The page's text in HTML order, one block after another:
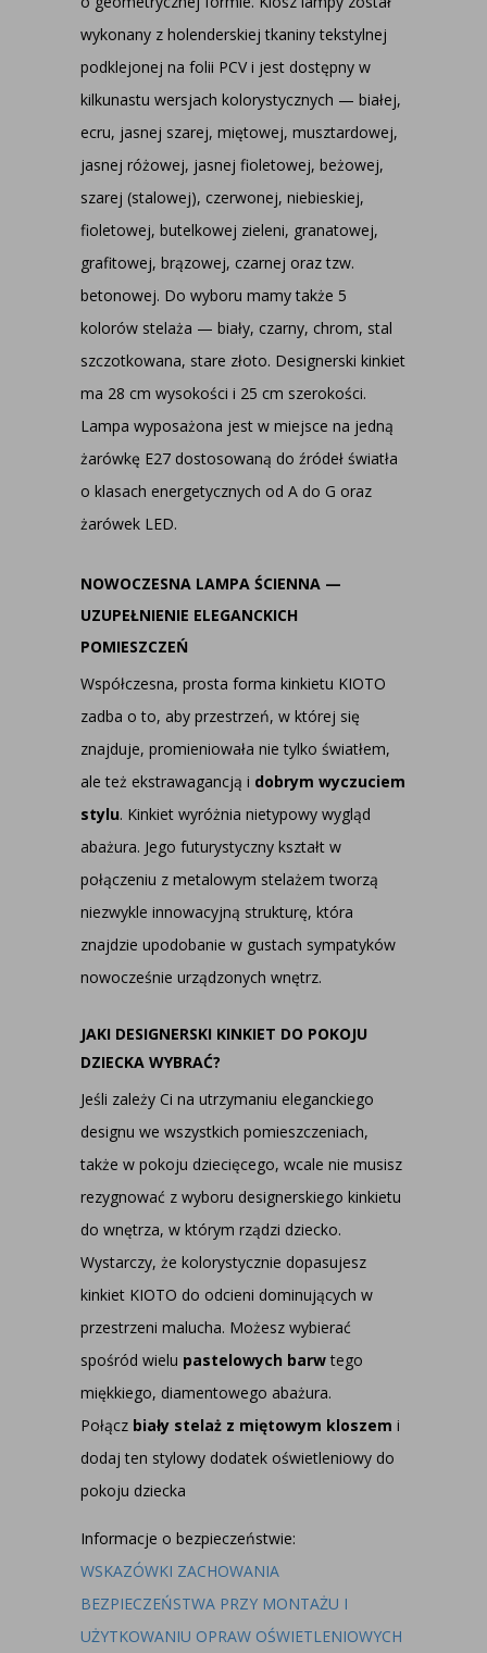
wykonany z holenderskiej tkaniny tekstylnej
podklejonej na folii PCV i jest dostępny w
kilkunastu wersjach kolorystycznych — białej,
ecru, jasnej szarej, miętowej, musztardowej,
jasnej różowej, jasnej fioletowej, beżowej,
szarej (stalowej), czerwonej, niebieskiej,
fioletowej, butelkowej zieleni, granatowej,
grafitowej, brązowej, czarnej oraz tzw.
betonowej. Do wyboru mamy także 5
kolorów stelaża — biały, czarny, chrom, stal
szczotkowana, stare złoto. Designerski kinkiet
ma 28 cm wysokości i 25 cm szerokości.
Lampa wyposażona jest w miejsce na jedną
żarówkę E27 dostosowaną do źródeł światła
o klasach energetycznych od A do G oraz
żarówek LED.
NOWOCZESNA LAMPA ŚCIENNA —
UZUPEŁNIENIE ELEGANCKICH
POMIESZCZEŃ
Współczesna, prosta forma kinkietu KIOTO
zadba o to, aby przestrzeń, w której się
znajduje, promieniowała nie tylko światłem,
ale też ekstrawagancją i dobrym wyczuciem
stylu. Kinkiet wyróżnia nietypowy wygląd
abażura. Jego futurystyczny kształt w
połączeniu z metalowym stelażem tworzą
niezwykle innowacyjną strukturę, która
znajdzie upodobanie w gustach sympatyków
nowocześnie urządzonych wnętrz.
JAKI DESIGNERSKI KINKIET DO POKOJU
DZIECKA WYBRAĆ?
Jeśli zależy Ci na utrzymaniu eleganckiego
designu we wszystkich pomieszczeniach,
także w pokoju dziecięcego, wcale nie musisz
rezygnować z wyboru designerskiego kinkietu
do wnętrza, w którym rządzi dziecko.
Wystarczy, że kolorystycznie dopasujesz
kinkiet KIOTO do odcieni dominujących w
przestrzeni malucha. Możesz wybierać
spośród wielu pastelowych barwtego
miękkiego, diamentowego abażura.
Połącz biały stelaż z miętowym kloszem i
dodaj ten stylowy dodatek oświetleniowy do
pokoju dziecka
Informacje o bezpieczeństwie:
WSKAZÓWKI ZACHOWANIA
BEZPIECZEŃSTWA PRZY MONTAŻU I
UŻYTKOWANIU OPRAW OŚWIETLENIOWYCH